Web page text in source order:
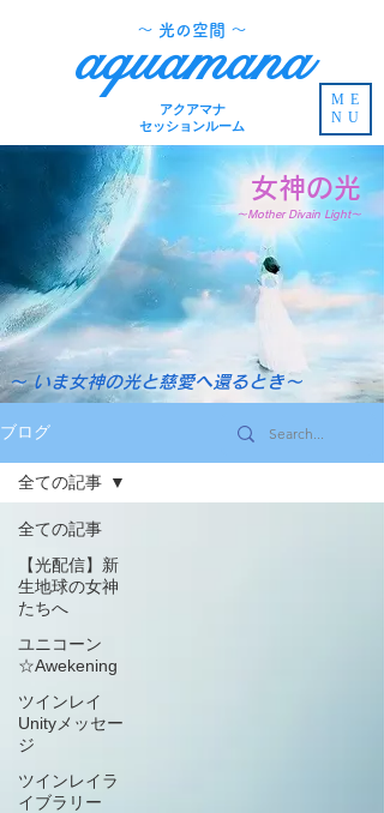
aquamana
​～ 光の空間 ～
アクアマナ
セッションルーム
ME
NU
～Mother Divain Light～
女神の光
～ いま女神の光と慈愛へ還るとき～
ブログ
全ての記事
【光配信】新
生地球の女神
たちへ
ユニコーン
☆Awekening
ツインレイ
Unityメッセー
ジ
ツインレイラ
イブラリー
全ての記事